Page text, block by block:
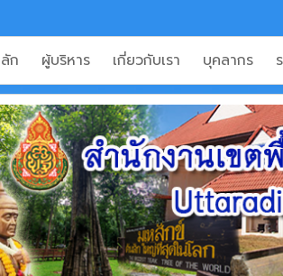
ก ผู้บริหาร เกี่ยวกับเรา บุคลากร